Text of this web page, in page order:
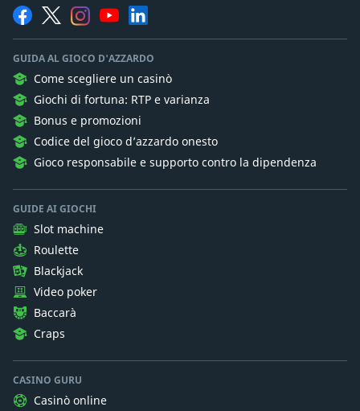
GUIDA AL GIOCO D'AZZARDO
Come scegliere un casinò
Giochi di fortuna: RTP e varianza
Bonus e promozioni
Codice del gioco d’azzardo onesto
Gioco responsabile e supporto contro la dipendenza
GUIDE AI GIOCHI
Slot machine
Roulette
Blackjack
Video poker
Baccarà
Craps
CASINO GURU
Casinò online